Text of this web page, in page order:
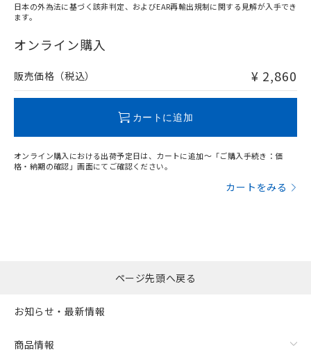
在庫等で未対応品が混在する可能性があります。
問い合わせください。
日本の外為法に基づく該非判定、およびEAR再輸出規制に関する見解が入手でき
ます。
オンライン購入
販売価格（税込） ¥ 2,860
カートに追加
オンライン購入における出荷予定日は、カートに追加～「ご購入手続き：価
格・納期の確認」画面にてご確認ください。
カートをみる
ページ先頭へ戻る
お知らせ・最新情報
商品情報